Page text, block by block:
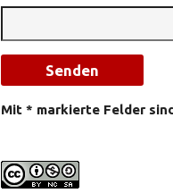
Mit * markierte Felder